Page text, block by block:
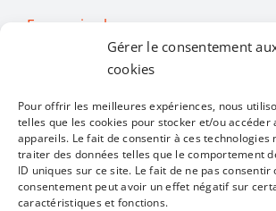
Gérer le consentement
cookies
Pour offrir les meilleures expériences, nous
telles que les cookies pour stocker et/ou accéder
appareils. Le fait de consentir à ces technologies
traiter des données telles que le comportement
ID uniques sur ce site. Le fait de ne pas
consentement peut avoir un effet négatif sur
caractéristiques et fonctions.
En savoir plus…
Toggle
Navigation
Toutes les activités
Restons en contact